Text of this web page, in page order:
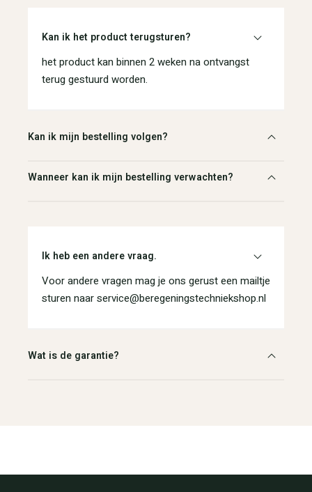
Kan ik het product terugsturen?
het product kan binnen 2 weken na ontvangst
terug gestuurd worden.
Kan ik mijn bestelling volgen?
Wanneer kan ik mijn bestelling verwachten?
Ik heb een andere vraag.
Voor andere vragen mag je ons gerust een mailtje
sturen naar service@beregeningstechniekshop.nl
Wat is de garantie?